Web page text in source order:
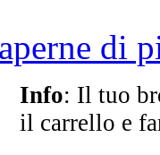
di
Info: Il tuo
il carrello e